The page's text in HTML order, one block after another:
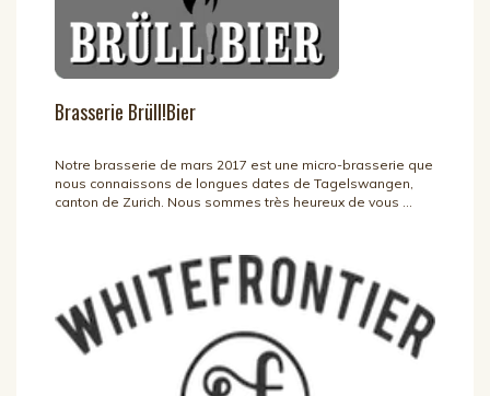
Brasserie Brüll!Bier
Notre brasserie de mars 2017 est une micro-brasserie que
nous connaissons de longues dates de Tagelswangen,
canton de Zurich. Nous sommes très heureux de vous ...